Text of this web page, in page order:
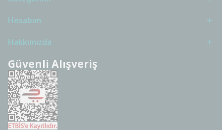
Hesabım
Hakkımızda
Güvenli Alışveriş